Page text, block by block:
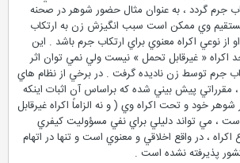
جرم گردد ، به عنوان مثال حضور شوهر در صحنه
وي ممكن است سبب انگيزش زن به ارتكاب
نوعي اكراه معنوي براي ارتكاب جرم باشد . اين
« غيرقابل تحمل » نيست ولي نمي توان اثر
جرم توسط زن ناديده گرفت . در برخي از نظام هاي
مقرراتي پيش بيني شده كه براساس آن اثبات اينكه
خود و تحت اكراه وي ( و نه الزاماً اكراه غيرقابل
مي تواند دليلي براي نفي مسؤوليت كيفري
، در واقع اخلاقي و معنوي است و تنها در اتهام
پذيرفته نشده است .